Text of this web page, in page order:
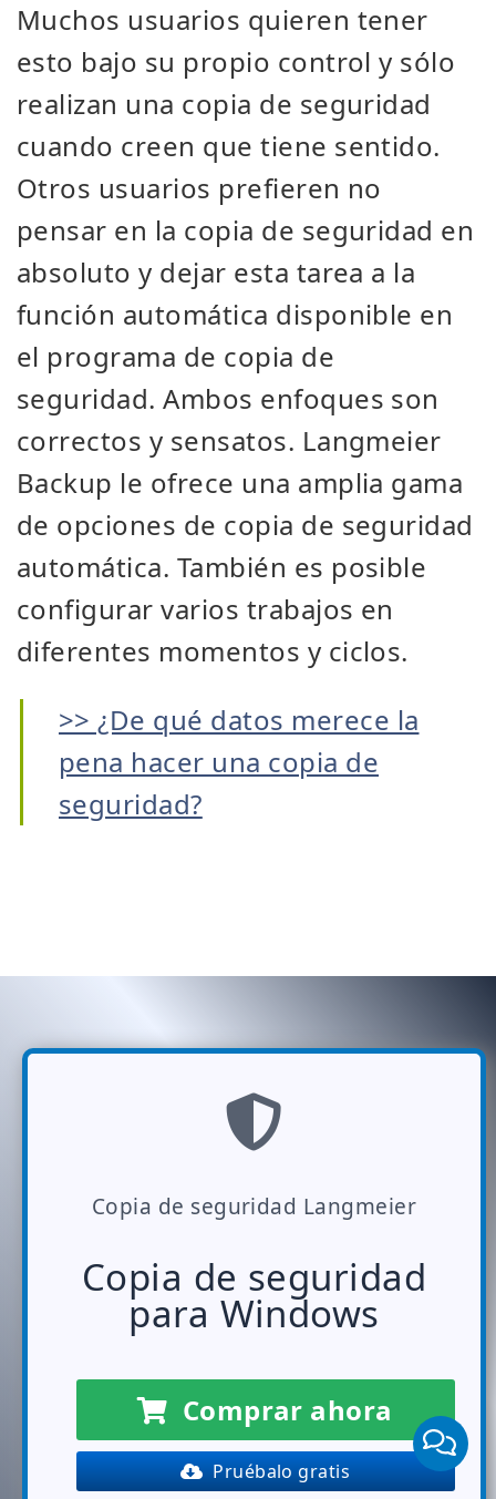
Muchos usuarios quieren tener
esto bajo su propio control y sólo
realizan una copia de seguridad
cuando creen que tiene sentido.
Otros usuarios prefieren no
pensar en la copia de seguridad en
absoluto y dejar esta tarea a la
función automática disponible en
el programa de copia de
seguridad. Ambos enfoques son
correctos y sensatos. Langmeier
Backup le ofrece una amplia gama
de opciones de copia de seguridad
automática. También es posible
configurar varios trabajos en
diferentes momentos y ciclos.
>> ¿De qué datos merece la
pena hacer una copia de
seguridad?
Copia de seguridad Langmeier
Copia de seguridad
para Windows
Comprar ahora
Pruébalo gratis